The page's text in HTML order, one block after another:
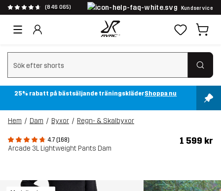
(846 065) Kundservice
Rensa sök
25% rabatt på bästsäljande träningskläderShoppa nu
Hem Dam Byxor Regn- & Skalbyxor
4.7 (168)
Arcade 3L Lightweight Pants Dam
1 599 kr